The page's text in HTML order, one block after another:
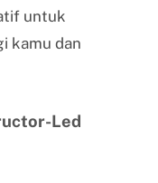
untuk
kamu dan
Led